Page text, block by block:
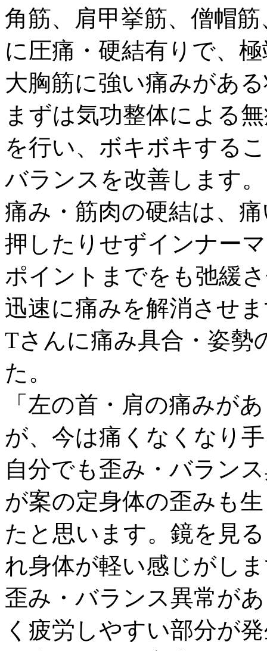
角筋、肩甲挙筋、僧帽
に圧痛・硬結有りで、
大胸筋に強い痛みがあ
まずは気功整体による
を行い、ボキボキする
バランスを改善します。
痛み・筋肉の硬結は、
押したりせずインナー
ポイントまでをも弛緩
迅速に痛みを解消させ
Tさんに痛み具合・姿勢
た。
「左の首・肩の痛みが
が、今は痛くなくなり
自分でも歪み・バラン
が案の定身体の歪みも
たと思います。鏡を見
れ身体が軽い感じがし
歪み・バランス異常が
く疲労しやすい部分が